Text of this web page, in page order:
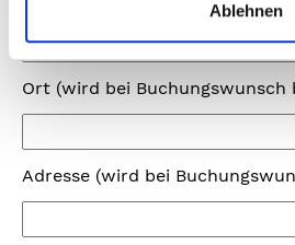
Ablehnen
Ort (wird bei Buchungswunsch
Adresse (wird bei